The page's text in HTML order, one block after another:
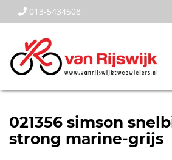
013-5434508
021356 simson
strong marine-grijs